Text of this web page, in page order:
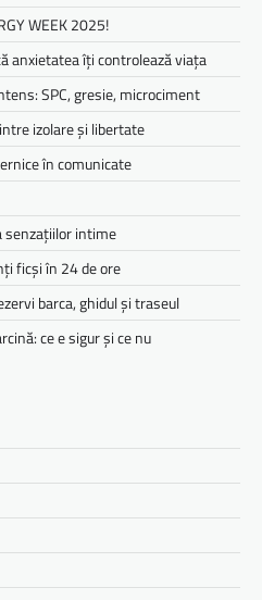
WEEK 2025!
anxietatea îți controlează viața
SPC, gresie, microciment
izolare și libertate
în comunicate
senzațiilor intime
ficși în 24 de ore
barca, ghidul și traseul
ce e sigur și ce nu